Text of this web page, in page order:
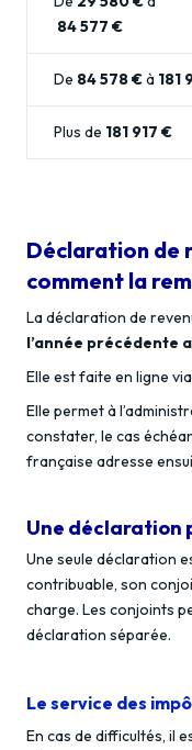
84 577 €
De 84 578 €à 181
Plus de 181 917 €
Déclaration de
comment la
La déclaration de
l’année précédente
Elle est faite en ligne
Elle permet à
constater, le cas
française adresse
Une déclaration
Une seule déclaration
contribuable, son
charge. Les conjoints
déclaration séparée.
Le service des
En cas de difficultés, il